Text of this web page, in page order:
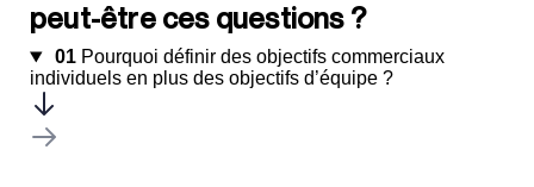
peut-être ces questions ?
01Pourquoi définir des objectifs commerciaux
individuels en plus des objectifs d’équipe ?